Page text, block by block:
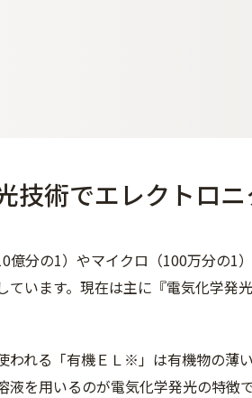
技術でエレクトロ
億分の1）やマイクロ（100万分の
ています。現在は主に『電気化学
われる「有機ＥＬ※」は有機物の薄
液を用いるのが電気化学発光の特徴